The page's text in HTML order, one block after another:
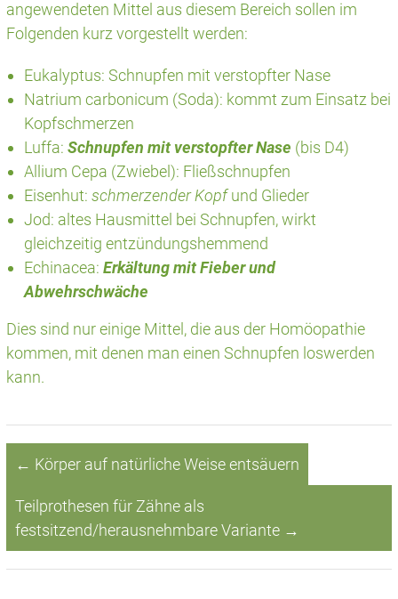
angewendeten Mittel aus diesem Bereich sollen im
Folgenden kurz vorgestellt werden:
Eukalyptus: Schnupfen mit verstopfter Nase
Natrium carbonicum (Soda): kommt zum Einsatz bei
Kopfschmerzen
Luffa: Schnupfen mit verstopfter Nase (bis D4)
Allium Cepa (Zwiebel): Fließschnupfen
Eisenhut: schmerzender Kopfund Glieder
Jod: altes Hausmittel bei Schnupfen, wirkt
gleichzeitig entzündungshemmend
Echinacea: Erkältung mit Fieber und
Abwehrschwäche
Dies sind nur einige Mittel, die aus der Homöopathie
kommen, mit denen man einen Schnupfen loswerden
kann.
← Körper auf natürliche Weise entsäuern
Teilprothesen für Zähne als
festsitzend/herausnehmbare Variante →